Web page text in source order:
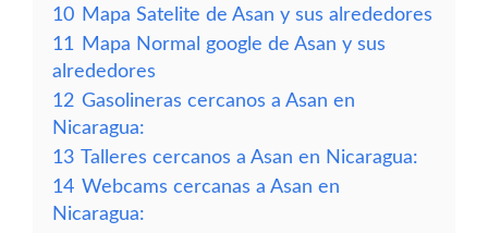
10 Mapa Satelite de Asan y sus alrededores
11
Mapa Normal google de Asan y sus
alrededores
12 Gasolineras cercanos a Asan en
Nicaragua:
13 Talleres cercanos a Asan en Nicaragua:
14 Webcams cercanas a Asan en
Nicaragua: